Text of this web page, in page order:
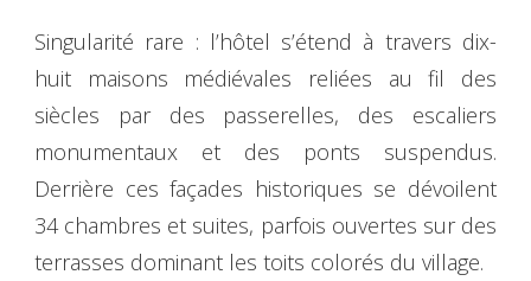
Singularité rare : l’hôtel s’étend à travers dix-
huit maisons médiévales reliées au fil des
siècles par des passerelles, des escaliers
monumentaux et des ponts suspendus.
Derrière ces façades historiques se dévoilent
34 chambres et suites, parfois ouvertes sur des
terrasses dominant les toits colorés du village.